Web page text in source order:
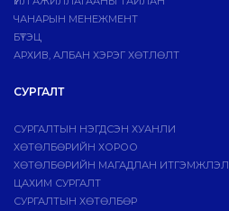
ЧАНАРЫН МЕНЕЖМЕНТ
БҮТЭЦ
АРХИВ, АЛБАН ХЭРЭГ ХӨТЛӨЛТ
СУРГАЛТ
СУРГАЛТЫН НЭГДСЭН ХУАНЛИ
ХӨТӨЛБӨРИЙН ХОРОО
ХӨТӨЛБӨРИЙН МАГАДЛАН ИТГЭМЖЛЭЛ
ЦАХИМ СУРГАЛТ
СУРГАЛТЫН ХӨТӨЛБӨР